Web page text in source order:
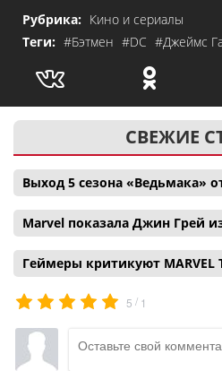
Рубрика: Кино и сериалы
Теги: #Бэтмен #DC #Джеймс
СВЕЖИЕ
Выход 5 сезона «Ведьмака»
Marvel показала Джин Грей
Геймеры критикуют MARVEL
5 / 1